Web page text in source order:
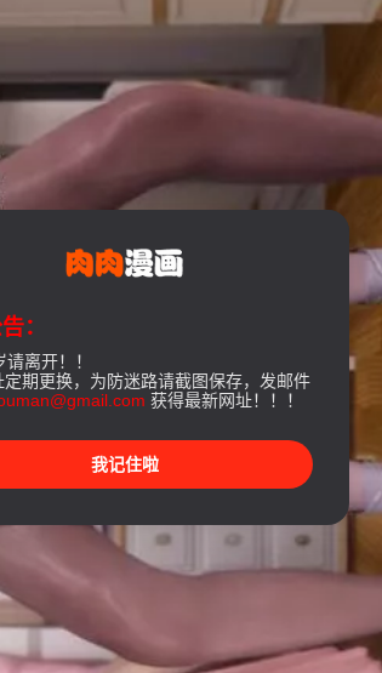
：
离开！！
定期更换，为防迷路请截图保存，发邮件
获得最新网址！！！
我记住啦